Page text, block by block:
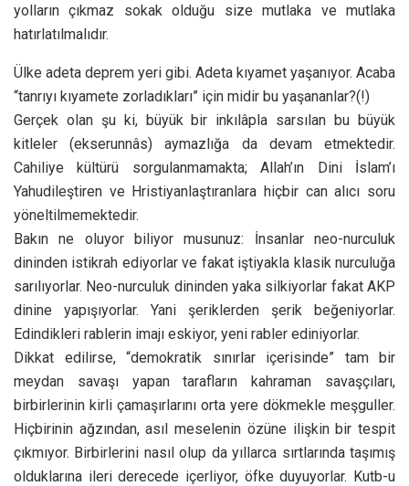
yolların çıkmaz sokak olduğu size mutlaka ve mutlaka
hatırlatılmalıdır.
Ülke adeta deprem yeri gibi. Adeta kıyamet yaşanıyor. Acaba
“tanrıyı kıyamete zorladıkları” için midir bu yaşananlar?(!)
Gerçek olan şu ki, büyük bir inkılâpla sarsılan bu büyük
kitleler (ekserunnâs) aymazlığa da devam etmektedir.
Cahiliye kültürü sorgulanmamakta; Allah’ın Dini İslam’ı
Yahudileştiren ve Hristiyanlaştıranlara hiçbir can alıcı soru
yöneltilmemektedir.
Bakın ne oluyor biliyor musunuz: İnsanlar neo-nurculuk
dininden istikrah ediyorlar ve fakat iştiyakla klasik nurculuğa
sarılıyorlar. Neo-nurculuk dininden yaka silkiyorlar fakat AKP
dinine yapışıyorlar. Yani şeriklerden şerik beğeniyorlar.
Edindikleri rablerin imajı eskiyor, yeni rabler ediniyorlar.
Dikkat edilirse, “demokratik sınırlar içerisinde” tam bir
meydan savaşı yapan tarafların kahraman savaşçıları,
birbirlerinin kirli çamaşırlarını orta yere dökmekle meşguller.
Hiçbirinin ağzından, asıl meselenin özüne ilişkin bir tespit
çıkmıyor. Birbirlerini nasıl olup da yıllarca sırtlarında taşımış
olduklarına ileri derecede içerliyor, öfke duyuyorlar. Kutb-u